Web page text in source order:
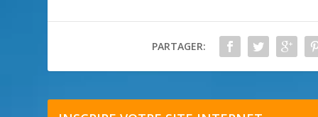
PARTAGER: